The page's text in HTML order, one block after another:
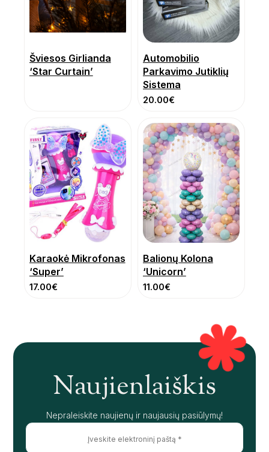
Šviesos Girlianda
‘Star Curtain’
Automobilio
Parkavimo Jutiklių
Sistema
20.00€
Karaokė Mikrofonas
‘Super’
17.00€
Balionų Kolona
‘Unicorn’
11.00€
Naujienlaiškis
Nepraleiskite naujienų ir naujausių pasiūlymų!